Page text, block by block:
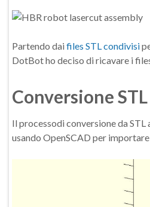
Partendo dai files STL condivisi
DotBot ho deciso di ricavare i
Conversione
Il processodi conversione da STL
usando OpenSCAD per